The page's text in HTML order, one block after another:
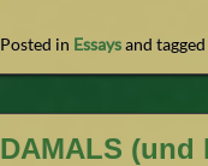
Posted in Essaysand tagged
DAMALS (und